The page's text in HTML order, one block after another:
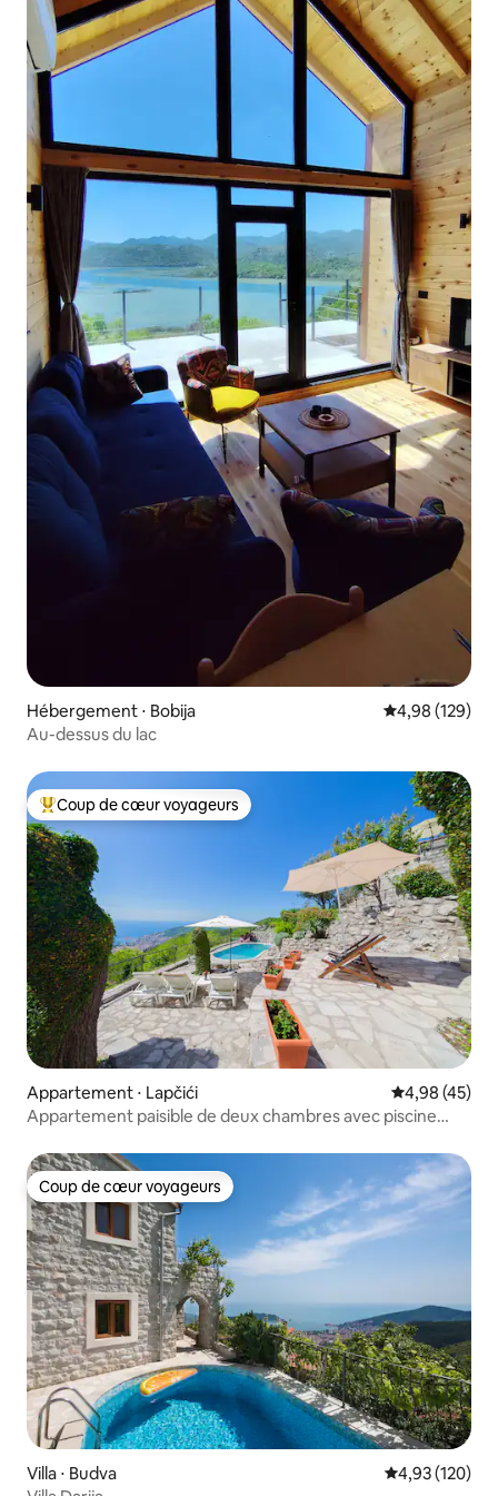
Hébergement ⋅ Bobija Évaluation
4,98 (129)
Au-dessus du lac
Coups de cœur voyageurs les plus appréciés
Coup de cœur voyageurs
Appartement ⋅ Lapčići Évaluation
4,98 (45)
Appartement paisible de deux chambres avec piscine
Coup de cœur voyageurs
Coup de cœur voyageurs
Villa ⋅ Budva Évaluation
4,93 (120)